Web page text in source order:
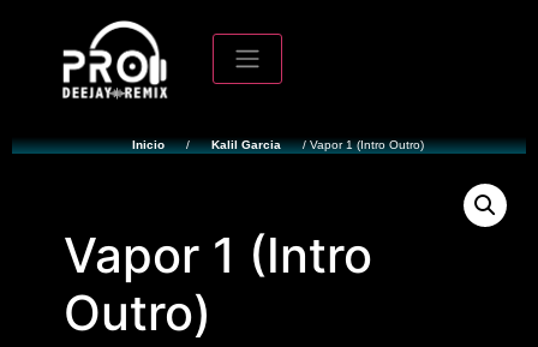
Inicio / Kalil Garcia / Vapor 1 (Intro Outro)
Vapor 1 (Intro
Outro)